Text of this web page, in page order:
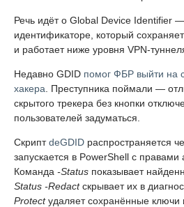
Речь идёт о Global Device Identifier
идентификаторе, который
и работает ниже уровня VPN-
Недавно GDID помог ФБР выйти на
хакера . Преступника поймали —
скрытого трекера без кнопки
пользователей задуматься.
СкриптdeGDID распространяется
запускается в PowerShell с правами
Команда -Status показывает
Status -Redactскрывает их в
Protectудаляет сохранённые ключи